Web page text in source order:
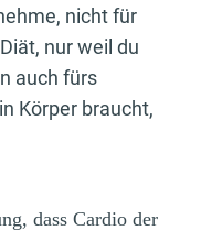
nicht für
nur weil du
auch fürs
Körper braucht,
dass Cardio der